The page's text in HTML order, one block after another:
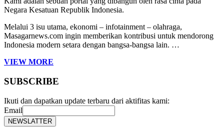
Negara Kesatuan Republik Indonesia.
Melalui 3 isu utama, ekonomi – infotainment – olahraga,
Masagarnews.com ingin memberikan kontribusi untuk mendorong
Indonesia modern setara dengan bangsa-bangsa lain. …
VIEW MORE
SUBSCRIBE
Ikuti dan dapatkan update terbaru dari aktifitas kami:
Email